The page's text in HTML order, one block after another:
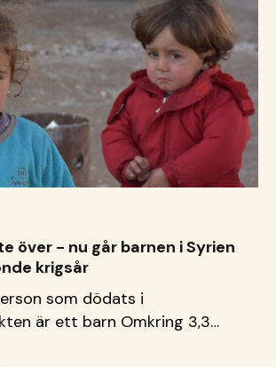
över - nu går barnen i Syrien
krigsår
som dödats i
är ett barn Omkring 3,3
i Syrien lever i farliga områden